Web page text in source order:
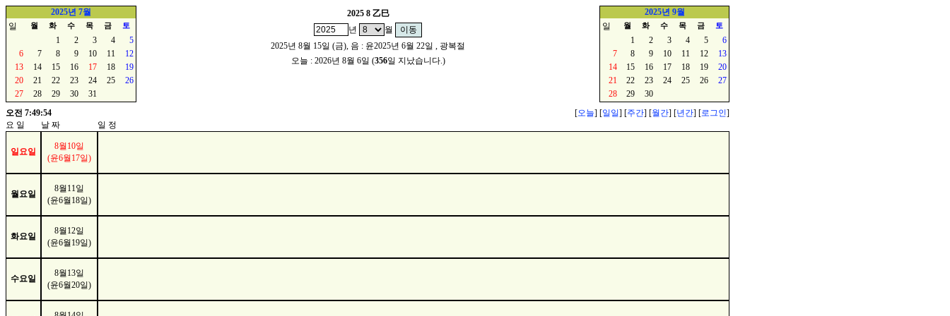
2025년 7월
일
월 화 수 목 금 토
1 2 3 4
5
6
7 8 9 10 11
12
13
14 15 16 17 18
19
20
21 22 23 24 25
26
27
28 29 30 31
2025 8 乙巳
년
월
2025년 8월 15일 (금), 음 : 윤2025년 6월 22일 , 광복절
오늘 : 2026년 8월 6일 (356일 지났습니다.)
2025년 9월
일
월 화 수 목 금 토
1 2 3 4 5
6
7
8 9 10 11 12
13
14
15 16 17 18 19
20
21
22 23 24 25 26
27
28
29
30
오전 7:49:54
[오늘] [일일] [주간] [월간] [년간] [로그인]
요 일
날 짜 일 정
일요일
8월10일
(윤6월17일)
월요일
8월11일
(윤6월18일)
화요일
8월12일
(윤6월19일)
수요일
8월13일
(윤6월20일)